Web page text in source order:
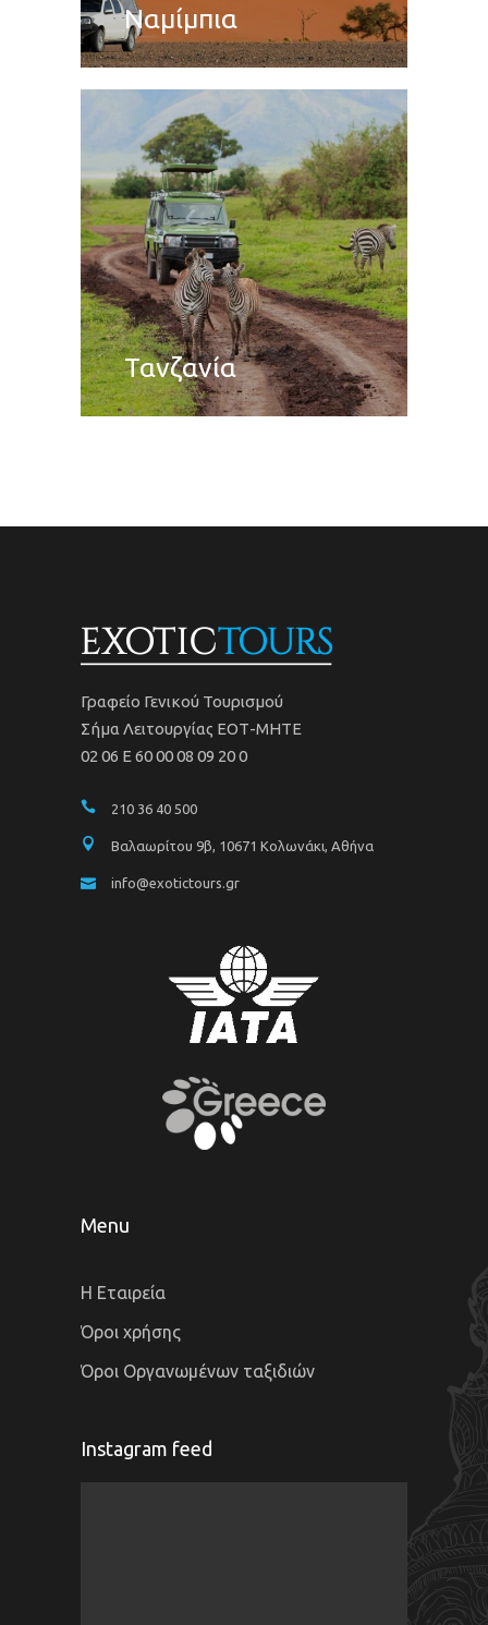
Ναμίμπια
Τανζανία
Γραφείο Γενικού Τουρισμού
Σήμα Λειτουργίας ΕΟΤ-ΜΗΤΕ
02 06 Ε 60 00 08 09 20 0
210 36 40 500
Βαλαωρίτου 9β, 10671 Κολωνάκι, Αθήνα
info@exotictours.gr
Menu
Η Εταιρεία
Όροι χρήσης
Όροι Οργανωμένων ταξιδιών
Instagram feed